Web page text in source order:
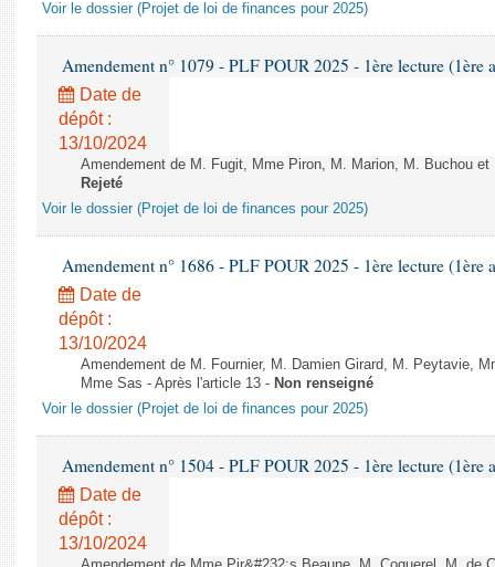
Voir le dossier (Projet de loi de finances pour 2025)
Amendement n° 1079 - PLF POUR 2025 - 1ère lecture (1ère
Date de
dépôt :
13/10/2024
Amendement de M. Fugit, Mme Piron, M. Marion, M. Buchou
Rejeté
Voir le dossier (Projet de loi de finances pour 2025)
Amendement n° 1686 - PLF POUR 2025 - 1ère lecture (1ère
Date de
dépôt :
13/10/2024
Amendement de M. Fournier, M. Damien Girard, M. Peytavie,
Mme Sas - Après l'article 13 - Non renseigné
Voir le dossier (Projet de loi de finances pour 2025)
Amendement n° 1504 - PLF POUR 2025 - 1ère lecture (1ère
Date de
dépôt :
13/10/2024